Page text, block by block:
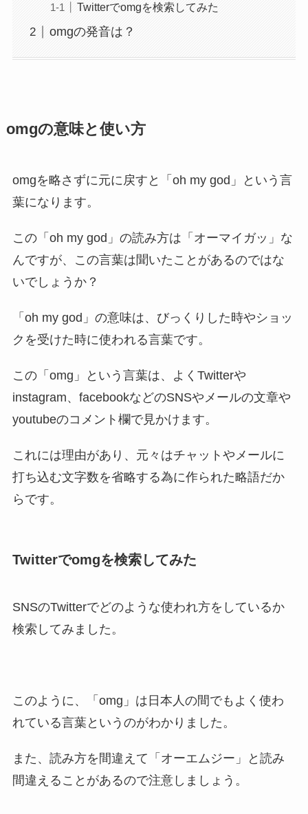
Twitterでomgを検索してみた
omgの発音は？
omgの意味と使い方
omgを略さずに元に戻すと「oh my god」という言
葉になります。
この「oh my god」の読み方は「オーマイガッ」な
んですが、この言葉は聞いたことがあるのではな
いでしょうか？
「oh my god」の意味は、びっくりした時やショッ
クを受けた時に使われる言葉です。
この「omg」という言葉は、よくTwitterや
instagram、facebookなどのSNSやメールの文章や
youtubeのコメント欄で見かけます。
これには理由があり、元々はチャットやメールに
打ち込む文字数を省略する為に作られた略語だか
らです。
Twitterでomgを検索してみた
SNSのTwitterでどのような使われ方をしているか
検索してみました。
このように、「omg」は日本人の間でもよく使わ
れている言葉というのがわかりました。
また、読み方を間違えて「オーエムジー」と読み
間違えることがあるので注意しましょう。